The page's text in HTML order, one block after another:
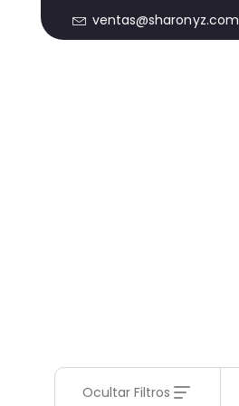
ventas@sharonyz.com
Ocultar Filtros